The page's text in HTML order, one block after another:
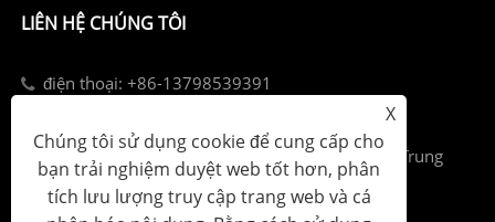
LIÊN HỆ CHÚNG TÔI
điện thoại: +86-13798539391
Add: Phố Fuyong, Quận Bảo An, Thâm Quyến, Trung
Quốc
X
Chúng tôi sử dụng cookie để cung cấp cho
bạn trải nghiệm duyệt web tốt hơn, phân
tích lưu lượng truy cập trang web và cá